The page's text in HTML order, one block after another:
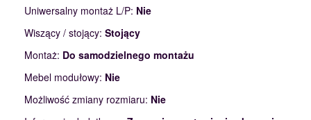
Uniwersalny montaż L/P: Nie
Wiszący / stojący: Stojący
Montaż: Do samodzielnego montażu
Mebel modułowy: Nie
Możliwość zmiany rozmiaru: Nie